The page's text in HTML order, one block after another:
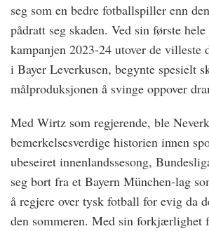
seg som en bedre fotballspiller enn
pådratt seg skaden. Ved sin første
kampanjen 2023-24 utover de villeste
i Bayer Leverkusen, begynte spesielt
målproduksjonen å svinge oppover
Med Wirtz som regjerende, ble
bemerkelsesverdige historien innen
ubeseiret innenlandssesong,
seg bort fra et Bayern München-lag
å regjere over tysk fotball for evig da
den sommeren. Med sin forkjærlighet